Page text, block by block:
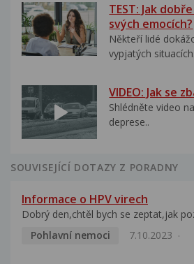
TEST: Jak
svých emocích?
Někteří lidé
vypjatých
VIDEO: Jak se
Shlédněte video
deprese..
SOUVISEJÍCÍ DOTAZY Z PORADNY
Informace o HPV virech
Dobrý den,chtěl bych se zeptat,jak
Pohlavní nemoci
7.10.2023